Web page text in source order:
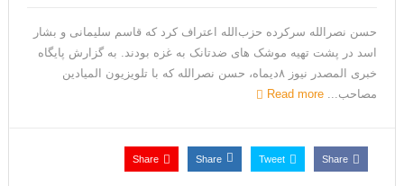
حسن نصرالله سرکرده حزب‌الله اعتراف کرد که قاسم سلیمانی و بشار
اسد در پشت تهیه موشک های ضدتانک به غزه بودند. به گزارش پایگاه
خبری المصدر نیوز ۸دیماه، حسن نصرالله که با تلویزیون المیادین
مصاحب... Read more
Share
Tweet
Share
Share